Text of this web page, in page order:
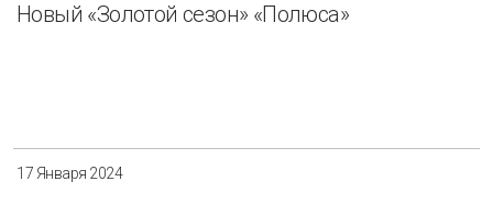
Новый «Золотой сезон» «Полюса»
17 Января 2024